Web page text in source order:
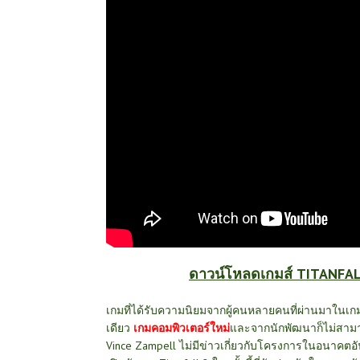
ดาวน์โหลดเกมส์
เกมที่ได้รับความนิยมจากผู้คนหลายคนที่ผ่านมาในเ
เดียว เกมคอมพิวเตอร์ใหม่และจากนักพัฒนาก็ไม่สาม
Vince Zampell ไม่มีข่าวเกี่ยวกับโครงการในอนาค